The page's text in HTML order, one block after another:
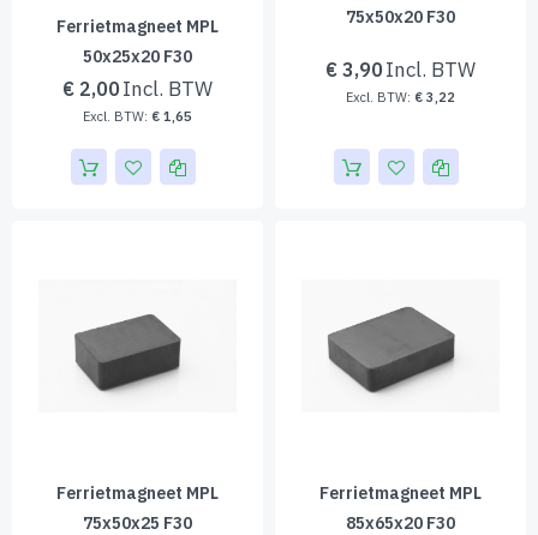
Ferrietmagneet MPL
50x25x20 F30
€ 2,00
€ 1,65
75x50x20 F30
€ 3,90
€ 3,22
Ferrietmagneet MPL
75x50x25 F30
Ferrietmagneet MPL
85x65x20 F30